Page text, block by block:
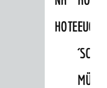
HOTELFUCHS
´SCHE
MÜHLE
Theater
Hits für Kids